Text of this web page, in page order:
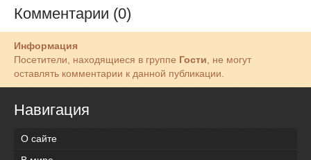
Комментарии (0)
Информация
Посетители, находящиеся в группе Гости , не могут
оставлять комментарии к данной публикации.
Навигация
О сайте